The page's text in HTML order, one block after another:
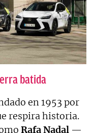
batida
en 1953 por
respira historia.
Rafa Nadal —